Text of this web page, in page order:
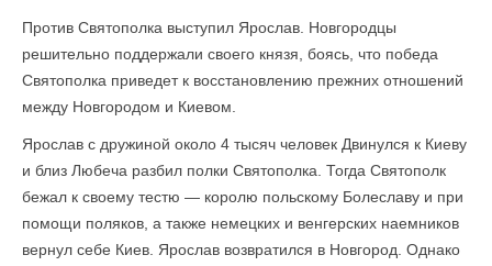
Против Святополка выступил Ярослав. Новгородцы
решительно поддержали своего князя, боясь, что победа
Святополка приведет к восстановлению прежних отношений
между Новгородом и Киевом.
Ярослав с дружиной около 4 тысяч человек Двинулся к Киеву
и близ Любеча разбил полки Святополка. Тогда Святополк
бежал к своему тестю — королю польскому Болеславу и при
помощи поляков, а также немецких и венгерских наемников
вернул себе Киев. Ярослав возвратился в Новгород. Однако